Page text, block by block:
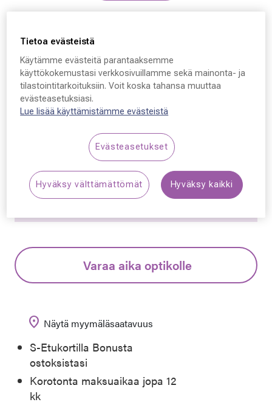
Disney DP AA213, C11
45 - 17 - 125
79,50 €
Hinta alennettu
159,00 €Alennettu hinta
Alin hinta 30 päivän aikana ennen alennusta: 159,00 €
Synttäriale! Kaikki silmälasit –50 % sisältäen
linssit ja kehykset.
Lue lisää!
Varaa aika optikolle
location_on Näytä myymäläsaatavuus
S-Etukortilla Bonusta
ostoksistasi
Korotonta maksuaikaa jopa 12
kk
Tietoa evästeistä
Käytämme evästeitä parantaaksemme
käyttökokemustasi verkkosivuillamme sekä mainonta- ja
tilastointitarkoituksiin. Voit koska tahansa muuttaa
evästeasetuksiasi.
Lue lisää käyttämistämme evästeistä
Evästeasetukset
Hyväksy välttämättömät Hyväksy kaikki